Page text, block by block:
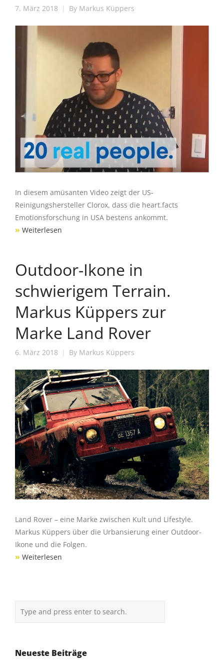
7. März 2018 By Markus Küppers
In diesem amüsanten Video zeigt der US-
Reinigungshersteller Clorox, dass die heart.facts
Emotionsforschung in USA bestens ankommt.
» Weiterlesen
Outdoor-Ikone in
schwierigem Terrain.
Markus Küppers zur
Marke Land Rover
6. März 2018 By Markus Küppers
Land Rover – eine Marke zwischen Kult und Lifestyle.
Markus Küppers über die Urbansierung einer Outdoor-
Ikone und die Folgen.
» Weiterlesen
Neueste Beiträge